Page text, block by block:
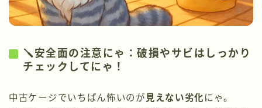
🪛安全面の注意にゃ：破損やサビはしっかり
チェックしてにゃ！
中古ケージでいちばん怖いのが 見えない劣化 にゃ。